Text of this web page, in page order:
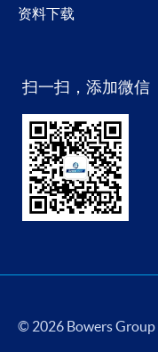
资料下载
扫一扫，添加微信
© 2026 Bowers Group